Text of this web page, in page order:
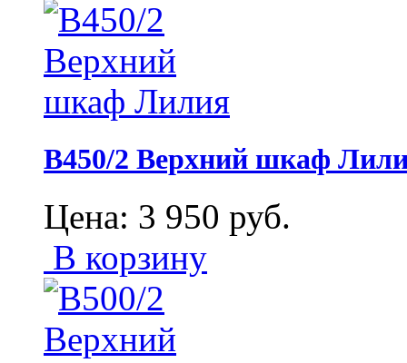
В450/2 Верхний шкаф
Цена: 3 950 руб.
В корзину